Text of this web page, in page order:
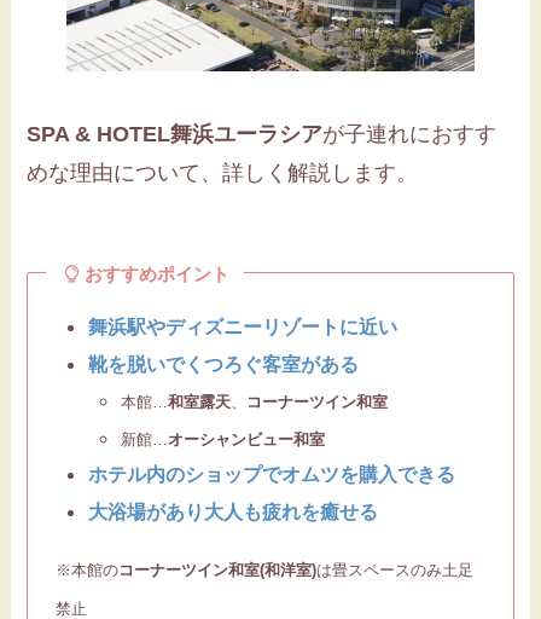
SPA & HOTEL舞浜ユーラシアが子連れにおすす
めな理由について、詳しく解説します。
おすすめポイント
舞浜駅やディズニーリゾートに近い
靴を脱いでくつろぐ客室がある
本館…和室露天、 コーナーツイン和室
新館… オーシャンビュー和室
ホテル内のショップでオムツを購入できる
大浴場があり大人も疲れを癒せる
※本館のコーナーツイン和室(和洋室)は畳スペースのみ土足
禁止